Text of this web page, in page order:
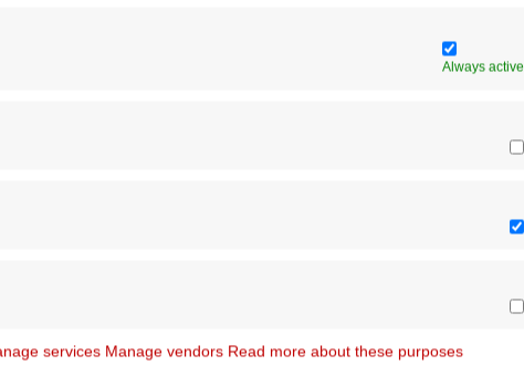
Always active
services Manage vendors Read more about these purposes